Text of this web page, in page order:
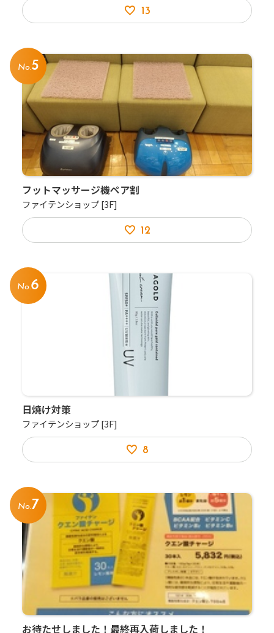
13
No.5
フットマッサージ機ペア割
ファイテンショップ[3F]
12
No.6
日焼け対策
ファイテンショップ[3F]
8
No.7
お待たせしました！最終再入荷しました！